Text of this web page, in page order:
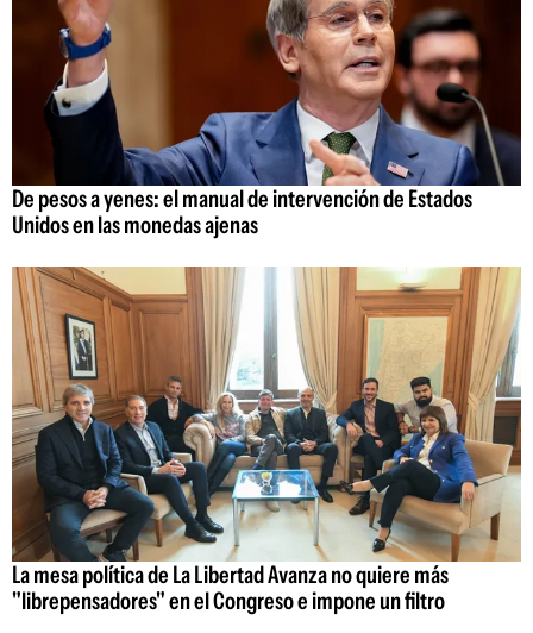
De pesos a yenes: el manual de intervención de Estados
Unidos en las monedas ajenas
La mesa política de La Libertad Avanza no quiere más
"librepensadores" en el Congreso e impone un filtro